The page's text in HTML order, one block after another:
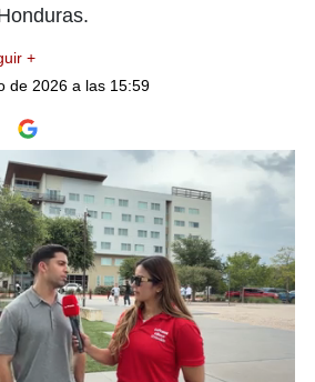
+
de 2026 a las 15:59